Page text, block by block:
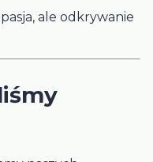
ale odkrywanie